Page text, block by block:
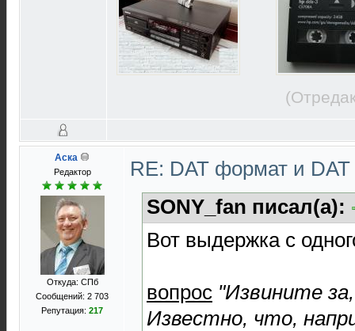
Аска
Редактор
Откуда: СПб
Сообщений: 2 703
Репутация: 217
RE: DAT формат и
SONY_fan писал(а):
Вот выдержка с
вопрос "Извините
Известно, что,